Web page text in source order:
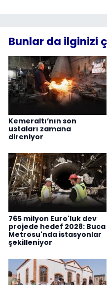
Bunlar da ilginizi
Kemeraltı’nın son
ustaları zamana
direniyor
765 milyon Euro'luk dev
projede hedef 2028: Buca
Metrosu'nda istasyonlar
şekilleniyor